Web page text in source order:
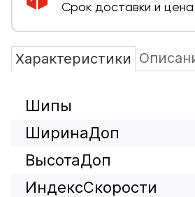
Срок доставки и
Характеристики
Шипы
ШиринаДоп
ВысотаДоп
ИндексСкорости